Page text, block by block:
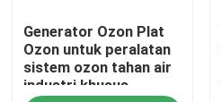
Tur Pabrik
Generator Ozon Plat
Ozon untuk peralatan
sistem ozon tahan air
industri khusus